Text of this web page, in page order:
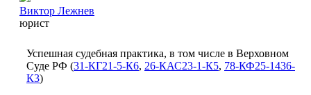
Виктор Лежнев
юрист
Успешная судебная практика, в том числе в Верховном
Суде РФ (31-КГ21-5-К6, 26-КАС23-1-К5, 78-КФ25-1436-
К3)